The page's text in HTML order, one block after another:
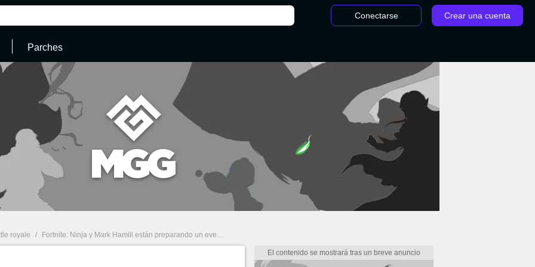
Conectarse Crear una cuenta
Parches
royale / Fortnite: Ninja y Mark Hamill están preparando un evento para el 19 de diciembre